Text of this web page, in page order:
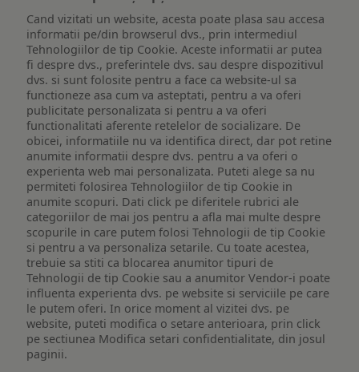
Cand vizitati un website, acesta poate plasa sau accesa
informatii pe/din browserul dvs., prin intermediul
Tehnologiilor de tip Cookie. Aceste informatii ar putea
fi despre dvs., preferintele dvs. sau despre dispozitivul
dvs. si sunt folosite pentru a face ca website-ul sa
functioneze asa cum va asteptati, pentru a va oferi
publicitate personalizata si pentru a va oferi
functionalitati aferente retelelor de socializare. De
obicei, informatiile nu va identifica direct, dar pot retine
anumite informatii despre dvs. pentru a va oferi o
experienta web mai personalizata. Puteti alege sa nu
permiteti folosirea Tehnologiilor de tip Cookie in
anumite scopuri. Dati click pe diferitele rubrici ale
categoriilor de mai jos pentru a afla mai multe despre
scopurile in care putem folosi Tehnologii de tip Cookie
si pentru a va personaliza setarile. Cu toate acestea,
trebuie sa stiti ca blocarea anumitor tipuri de
Tehnologii de tip Cookie sau a anumitor Vendor-i poate
influenta experienta dvs. pe website si serviciile pe care
le putem oferi. In orice moment al vizitei dvs. pe
website, puteti modifica o setare anterioara, prin click
pe sectiunea Modifica setari confidentialitate, din josul
paginii.